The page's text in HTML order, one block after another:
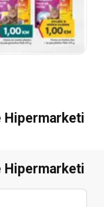
Hipermarketi
Hipermarketi